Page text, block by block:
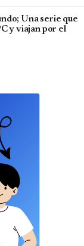
Una serie que
y viajan por el